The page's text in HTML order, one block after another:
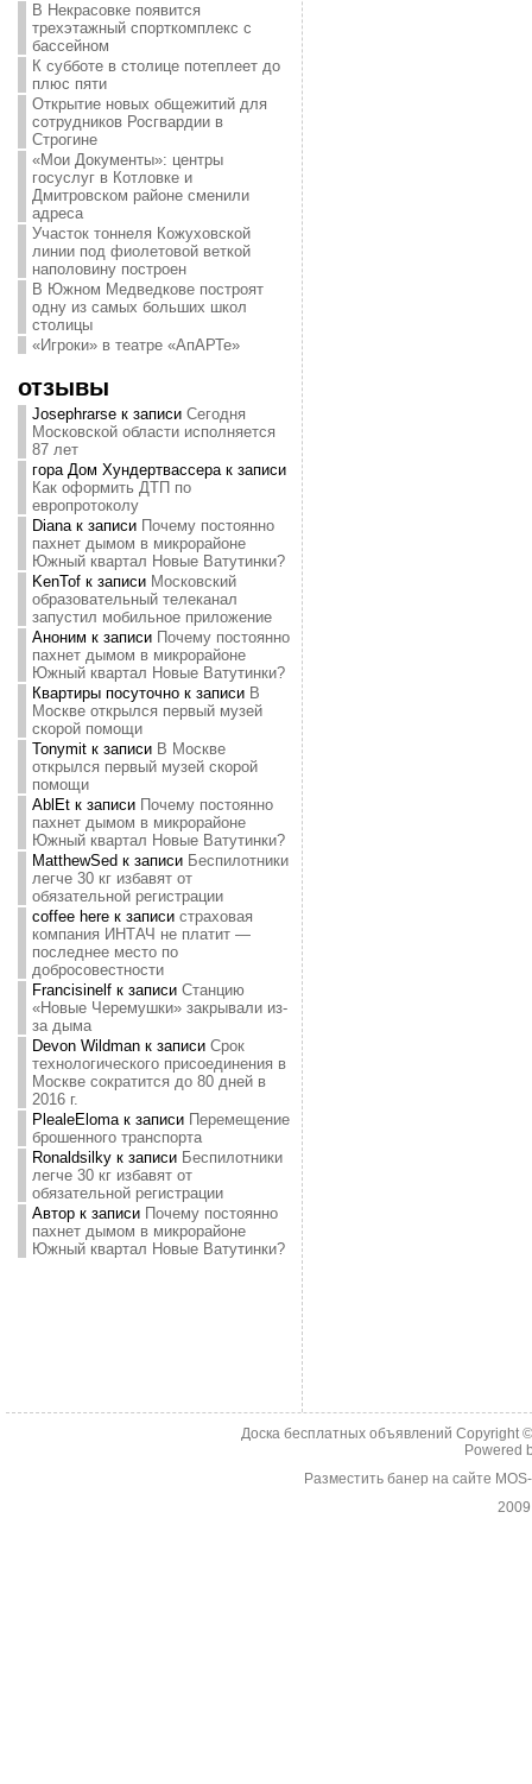
В Некрасовке появится
трехэтажный спорткомплекс с
бассейном
К субботе в столице потеплеет до
плюс пяти
Открытие новых общежитий для
сотрудников Росгвардии в
Строгине
«Мои Документы»: центры
госуслуг в Котловке и
Дмитровском районе сменили
адреса
Участок тоннеля Кожуховской
линии под фиолетовой веткой
наполовину построен
В Южном Медведкове построят
одну из самых больших школ
столицы
«Игроки» в театре «АпАРТе»
отзывы
Josephrarseк записи Сегодня
Московской области исполняется
87 лет
гора Дом Хундертвассерак записи
Как оформить ДТП по
европротоколу
Dianaк записи Почему постоянно
пахнет дымом в микрорайоне
Южный квартал Новые Ватутинки?
KenTofк записи Московский
образовательный телеканал
запустил мобильное приложение
Аноним к записи Почему постоянно
пахнет дымом в микрорайоне
Южный квартал Новые Ватутинки?
Квартиры посуточнок записи В
Москве открылся первый музей
скорой помощи
Tonymitк записи В Москве
открылся первый музей скорой
помощи
AblEtк записи Почему постоянно
пахнет дымом в микрорайоне
Южный квартал Новые Ватутинки?
MatthewSed к записи Беспилотники
легче 30 кг избавят от
обязательной регистрации
coffee hereк записи страховая
компания ИНТАЧ не платит —
последнее место по
добросовестности
Francisinelfк записи Станцию
«Новые Черемушки» закрывали из-
за дыма
Devon Wildmanк записи Срок
технологического присоединения в
Москве сократится до 80 дней в
2016 г.
PlealeElomaк записи Перемещение
брошенного транспорта
Ronaldsilkyк записи Беспилотники
легче 30 кг избавят от
обязательной регистрации
Авторк записи Почему постоянно
пахнет дымом в микрорайоне
Южный квартал Новые Ватутинки?
Доска бесплатных объявлений Copyright
Powered
Разместить банер на сайте